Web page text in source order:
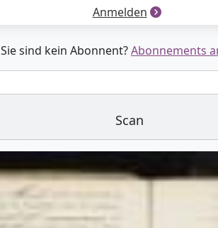
Anmelden
Sie sind kein Abonnent?Abonnements
Scan